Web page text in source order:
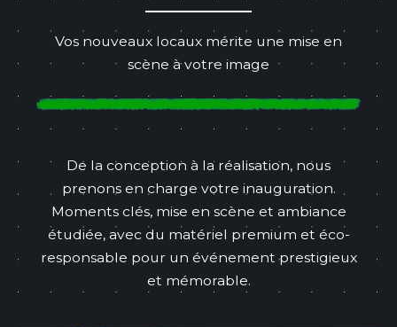
Vos nouveaux locaux mérite une mise en
scène à votre image
De la conception à la réalisation, nous
prenons en charge votre inauguration.
Moments clés, mise en scène et ambiance
étudiée, avec du matériel premium et éco-
responsable pour un événement prestigieux
et mémorable.